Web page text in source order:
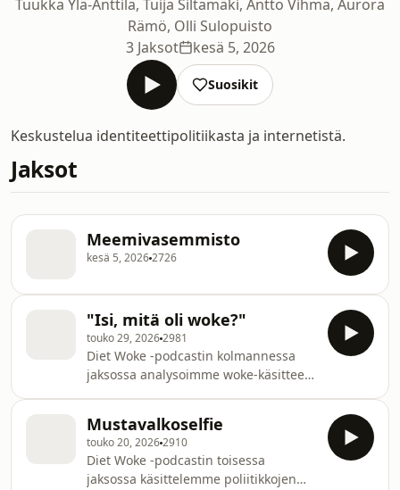
Tuukka Ylä-Anttila, Tuija Siltamäki, Antto Vihma, Aurora
Rämö, Olli Sulopuisto
3 Jaksot
kesä 5, 2026
Suosikit
Keskustelua identiteettipolitiikasta ja internetistä.
Jaksot
Meemivasemmisto
kesä 5, 20262726
"Isi, mitä oli woke?"
touko 29, 20262981
Diet Woke -podcastin kolmannessa
jaksossa analysoimme woke-käsitteen
https://www.instagram.com/reel/DWZK8C1DIMN/
Mustavalkoselfie
touko 20, 20262910
Diet Woke -podcastin toisessa
jaksossa käsittelemme poliitikkojen